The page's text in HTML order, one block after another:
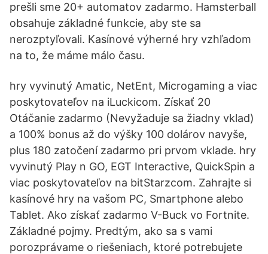
prešli sme 20+ automatov zadarmo. Hamsterball
obsahuje základné funkcie, aby ste sa
nerozptyľovali. Kasínové výherné hry vzhľadom
na to, že máme málo času.
hry vyvinutý Amatic, NetEnt, Microgaming a viac
poskytovateľov na iLuckicom. Získať 20
Otáčanie zadarmo (Nevyžaduje sa žiadny vklad)
a 100% bonus až do výšky 100 dolárov navyše,
plus 180 zatočení zadarmo pri prvom vklade. hry
vyvinutý Play n GO, EGT Interactive, QuickSpin a
viac poskytovateľov na bitStarzcom. Zahrajte si
kasínové hry na vašom PC, Smartphone alebo
Tablet. Ako získať zadarmo V-Buck vo Fortnite.
Základné pojmy. Predtým, ako sa s vami
porozprávame o riešeniach, ktoré potrebujete